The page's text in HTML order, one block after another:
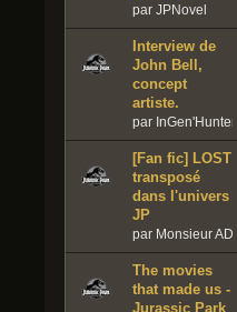
par JPNovel
Interview de
John Bell,
concept
artiste.
par InGen'Hunter
[Fan fic] LOST
transposé
dans l'univers
JP
par Monsieur ADN
The movies
that made us -
Jurassic Park